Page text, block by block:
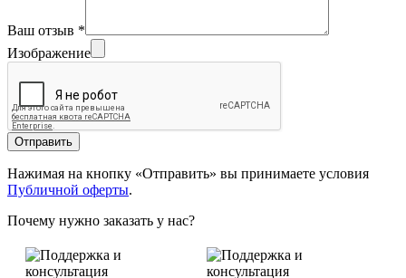
Ваш отзыв *
Изображение
Отправить
Нажимая на кнопку «Отправить» вы принимаете условия
Публичной оферты.
Почему нужно заказать у нас?